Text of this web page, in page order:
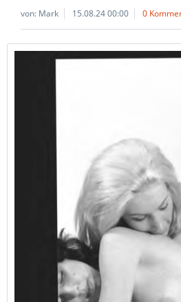
von: Mark 15.08.24 00:00 0